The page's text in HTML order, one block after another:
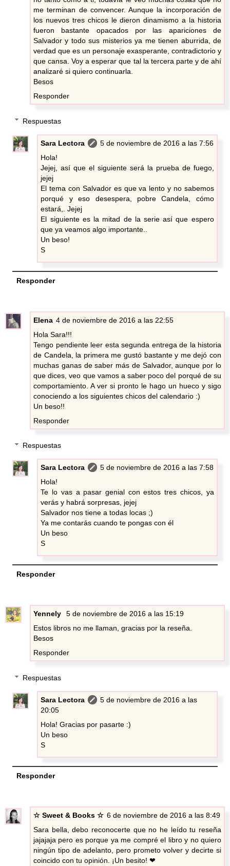
me terminan de convencer. Aunque la incorporación de
los nuevos tres chicos le dieron dinamismo a la historia
fueron bastante opacados por las apariciones de
Salvador y todo sus misterios ya me tienen aburrida, de
verdad que es un personaje exasperante, contradictorio y
que cansa. Voy a esperar que tal la tercera parte y de ahí
analizaré si quiero continuarla.
Besos
Responder
Respuestas
Sara Lectora
5 de noviembre de 2016 a las 7:56
Hola!
Jejej, así que el siguiente será la prueba de fuego,
jejej
El tema con Salvador es que va lento y no sabemos
porqué y eso desespera, pobre Candela, cómo
estará,. Jejej
El siguiente es la mitad de la serie así que espero
que ya veamos algo importante..
Un beso!
S
Responder
Elena 4 de noviembre de 2016 a las 22:55
Hola Sara!!!
Tengo pendiente leer esta segunda entrega de la historia
de Candela, la primera me gustó bastante y me dejó con
muchas ganas de saber más de Salvador, aunque por lo
que dices, veo que vamos a saber poco del porqué de su
comportamiento. A ver si pronto le hago un hueco y sigo
conociendo a los siguientes chicos del calendario :)
Un beso!!
Responder
Respuestas
Sara Lectora
5 de noviembre de 2016 a las 7:58
Hola!
Te lo vas a pasar genial con estos tres chicos, ya
verás y habrá sorpresas, jejej
Salvador nos tiene a todas locas ;)
Ya me contarás cuando te pongas con él
Un beso
S
Responder
Yennely
5 de noviembre de 2016 a las 15:19
Estos libros no me llaman, gracias por la reseña.
Besos
Responder
Respuestas
Sara Lectora
5 de noviembre de 2016 a las
20:05
Hola! Gracias por pasarte :)
Un beso
S
Responder
☆ Sweet & Books ☆ 6 de noviembre de 2016 a las 8:49
Sara bella, debo reconocerte que no he leído tu reseña
jajajaja pero es porque ya me compré el libro y no quiero
ningún tipo de adelanto, pero prometo volver y decirte si
coincido con tu opinión. ¡Un besito! ❤